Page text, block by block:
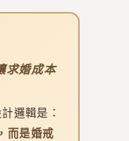
婚成本
邏輯是：
而是婚戒